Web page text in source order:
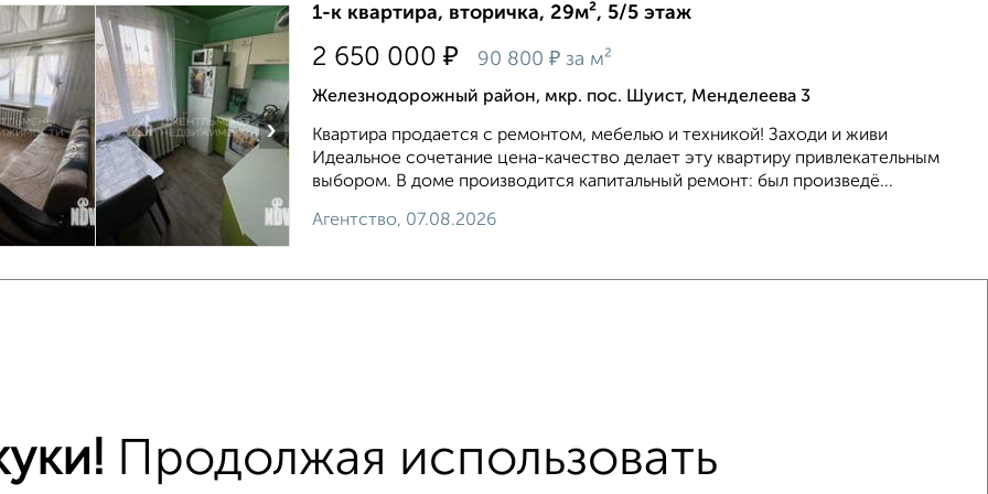
›
1-к квартира, вторичка, 29м², 5/5 этаж
2 650 000 ₽ 90 800 ₽ за м²
Железнодорожный район, мкр. пос. Шуист, Менделеева 3
Квартира продается с ремонтом, мебелью и техникой! Заходи и живи
Идеальное сочетание цена-качество делает эту квартиру привлекательным
выбором. В доме производится капитальный ремонт: был произведё...
Агентство, 07.08.2026
этаж с балконом с центральным отоплением в строящихся домах
Продолжая использовать